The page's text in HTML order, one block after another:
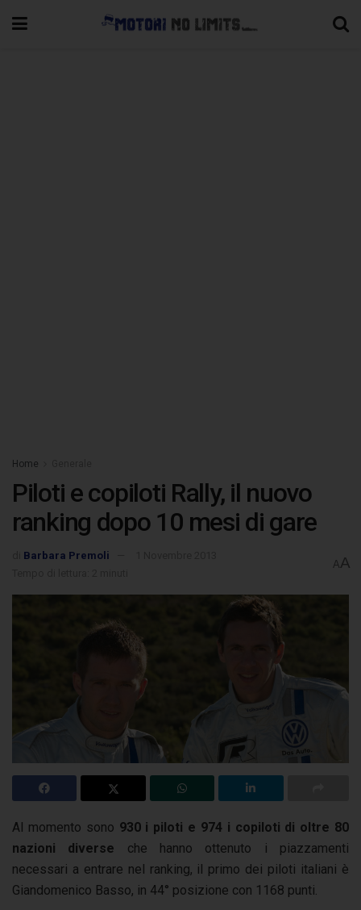
Home
Piloti e copiloti Rally, il nuovo
ranking dopo 10 mesi di gare
Barbara Premoli
AA
Al momento sono 930 i piloti e 974 i copiloti di oltre 80
nazioni diverse che hanno ottenuto i piazzamenti
necessari a entrare nel ranking, il primo dei piloti italiani è
Giandomenico Basso, in 44° posizione con 1168 punti.